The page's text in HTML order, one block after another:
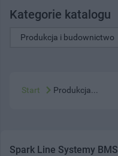
Kategorie katalogu
Start Produkcja...
Spark Line Systemy BMS